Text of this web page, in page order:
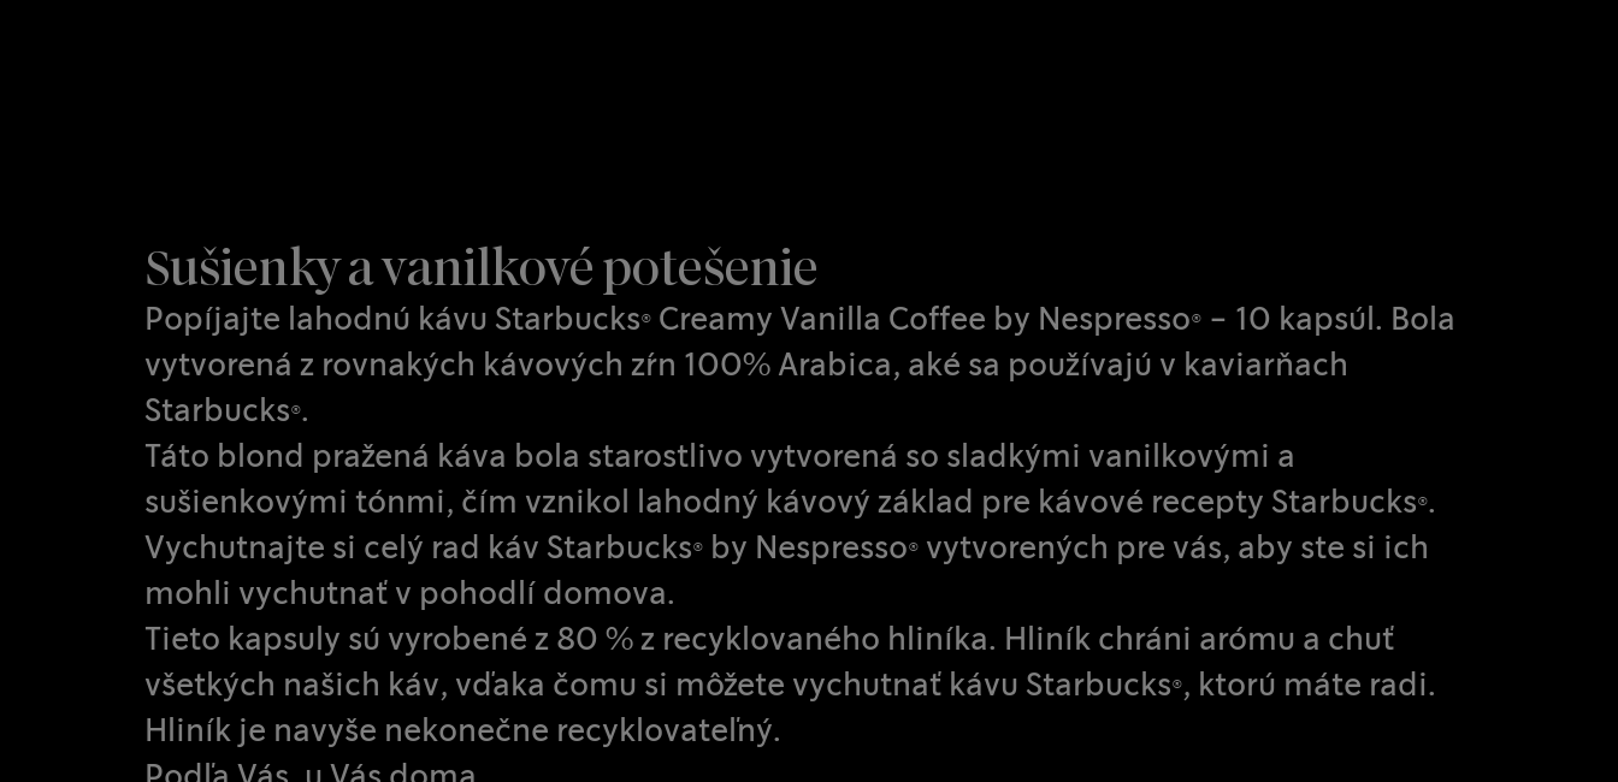
Sušienky a vanilkové potešenie
Popíjajte lahodnú kávu Starbucks® Creamy Vanilla Coffee by Nespresso® - 10 kapsúl. Bola
vytvorená z rovnakých kávových zŕn 100% Arabica, aké sa používajú v kaviarňach
Starbucks®.
Táto blond pražená káva bola starostlivo vytvorená so sladkými vanilkovými a
sušienkovými tónmi, čím vznikol lahodný kávový základ pre kávové recepty Starbucks®.
Vychutnajte si celý rad káv Starbucks® by Nespresso® vytvorených pre vás, aby ste si ich
mohli vychutnať v pohodlí domova.
Tieto kapsuly sú vyrobené z 80 % z recyklovaného hliníka. Hliník chráni arómu a chuť
všetkých našich káv, vďaka čomu si môžete vychutnať kávu Starbucks®, ktorú máte radi.
Hliník je navyše nekonečne recyklovateľný.